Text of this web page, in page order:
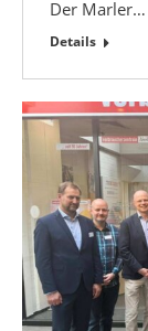
Der Marler…
Details